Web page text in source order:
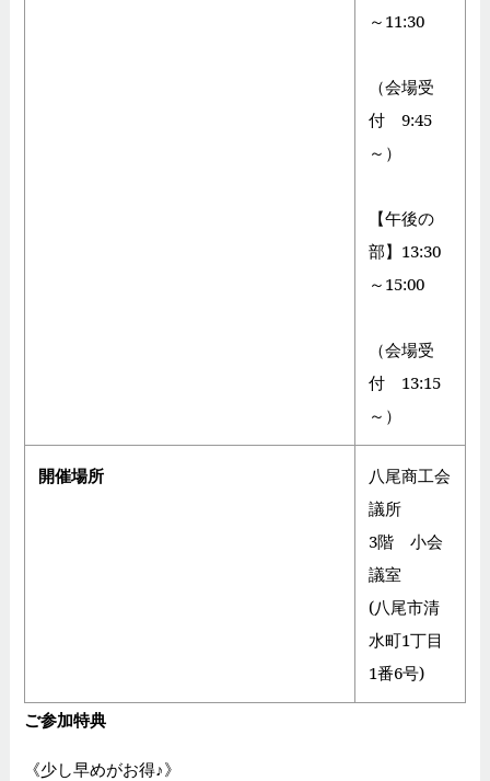
～11:30
（会場受
付 9:45
～）
【午後の
部】13:30
～15:00
（会場受
付 13:15
～）
開催場所
八尾商工会
議所
3階 小会
議室
(八尾市清
水町1丁目
1番6号)
ご参加特典
《少し早めがお得♪》